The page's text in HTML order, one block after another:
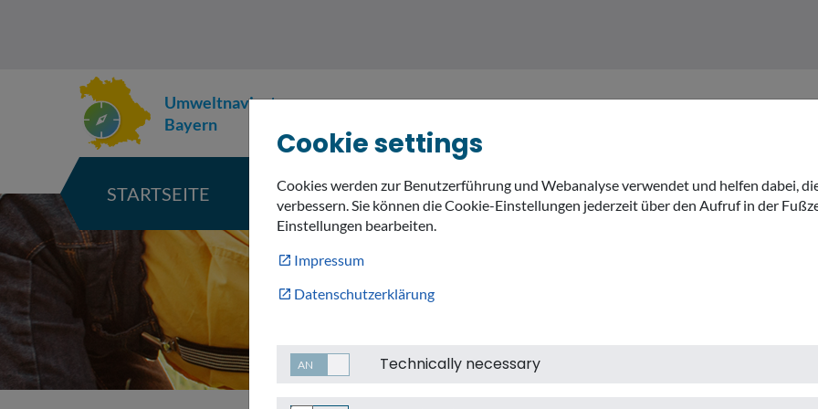
Umweltnavigator
Bayern
STARTSEITE KARTE MEIN LANDKREIS THEMEN
Cookie settings
Cookies werden zur Benutzerführung und Webanalyse verwendet und helfen dabei,
verbessern. Sie können die Cookie-Einstellungen jederzeit über den Aufruf in der
Einstellungen bearbeiten.
Impressum
Datenschutzerklärung
Technically necessary